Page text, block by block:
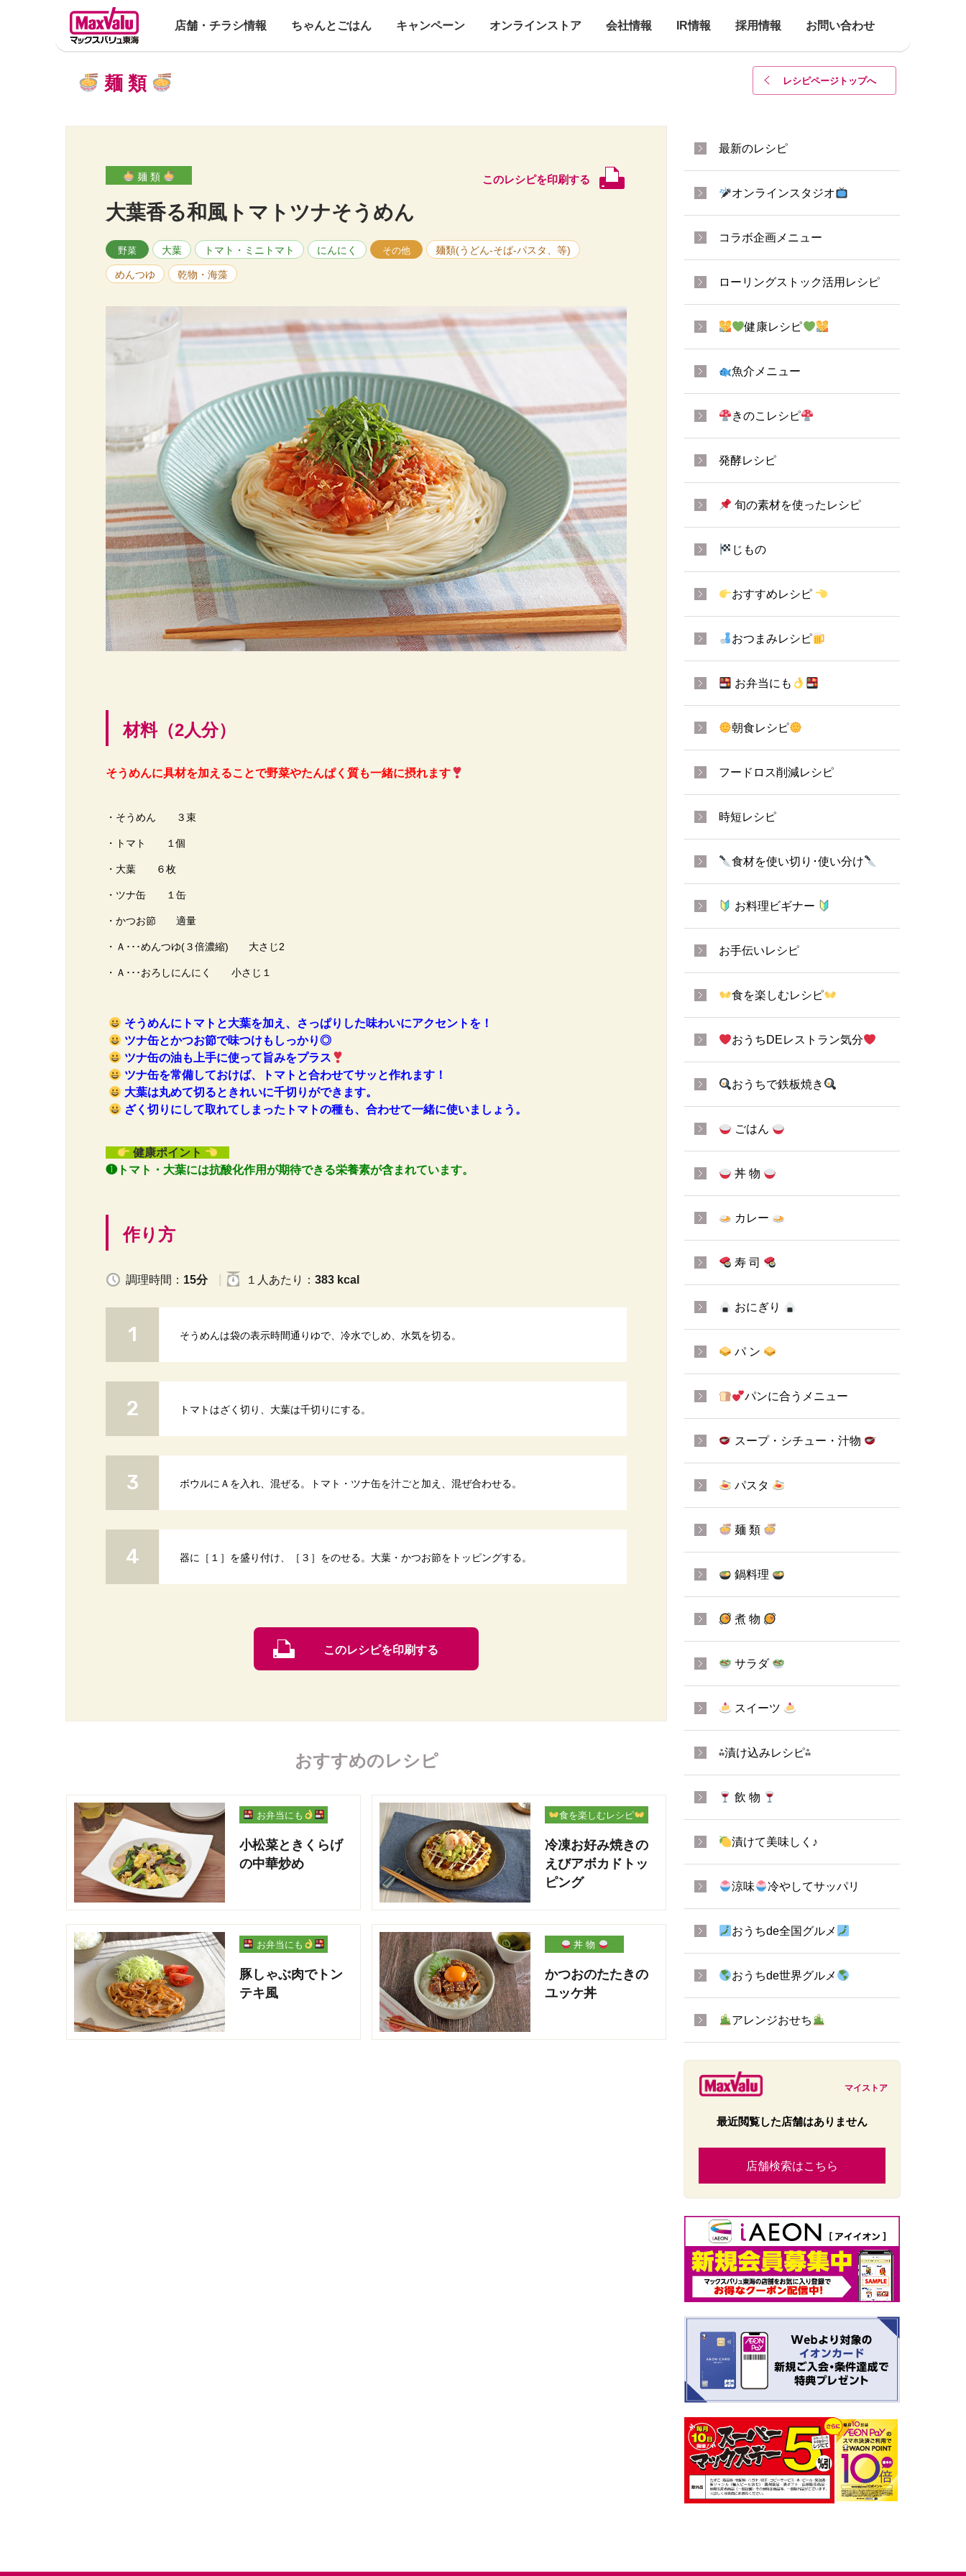
店舗・チラシ情報 ちゃんとごはん キャンペーン オンラインストア 会社情報 IR情報 採用情報 お問い合わせ
レシピページトップへ
麺 類
麺 類 このレシピを印刷する
大葉香る和風トマトツナそうめん
野菜 大葉 トマト・ミニトマト にんにく その他 麺類(うどん-そば-パスタ、等)
めんつゆ 乾物・海藻
材料（2人分）
そうめんに具材を加えることで野菜やたんぱく質も一緒に摂れます
・そうめん ３束
・トマト １個
・大葉 ６枚
・ツナ缶 １缶
・かつお節 適量
・Ａ･･･めんつゆ(３倍濃縮) 大さじ2
・Ａ･･･おろしにんにく 小さじ１
そうめんにトマトと大葉を加え、さっぱりした味わいにアクセントを！
ツナ缶とかつお節で味つけもしっかり◎
ツナ缶の油も上手に使って旨みをプラス
ツナ缶を常備しておけば、トマトと合わせてサッと作れます！
大葉は丸めて切るときれいに千切りができます。
ざく切りにして取れてしまったトマトの種も、合わせて一緒に使いましょう。
健康ポイント
❶トマト・大葉には抗酸化作用が期待できる栄養素が含まれています。
作り方
調理時間： 15分 １人 あたり ： 383 kcal
そうめんは袋の表示時間通りゆで、冷水でしめ、水気を切る。
トマトはざく切り、大葉は千切りにする。
ボウルにＡを入れ、混ぜる。トマト・ツナ缶を汁ごと加え、混ぜ合わせる。
器に［１］を盛り付け、［３］をのせる。大葉・かつお節をトッピングする。
このレシピを印刷する
おすすめのレシピ
お弁当にも
小松菜ときくらげ
の中華炒め
食を楽しむレシピ
冷凍お好み焼きの
えびアボカドトッ
ピング
お弁当にも
豚しゃぶ肉でトン
テキ風
丼 物
かつおのたたきの
ユッケ丼
最新のレシピ
オンラインスタジオ
コラボ企画メニュー
ローリングストック活用レシピ
健康レシピ
魚介メニュー
きのこレシピ
発酵レシピ
旬の素材を使ったレシピ
じもの
おすすめレシピ
おつまみレシピ
お弁当にも
朝食レシピ
フードロス削減レシピ
時短レシピ
食材を使い切り･使い分け
お料理ビギナー
お手伝いレシピ
食を楽しむレシピ
おうちDEレストラン気分
おうちで鉄板焼き
ごはん
丼 物
カレー
寿 司
おにぎり
パ ン
パンに合うメニュー
スープ・シチュー・汁物
パスタ
麺 類
鍋料理
煮 物
サラダ
スイーツ
⁂漬け込みレシピ⁂
飲 物
漬けて美味しく♪
涼味 冷やしてサッパリ
おうちde全国グルメ
おうちde世界グルメ
アレンジおせち
マイストア
最近閲覧した店舗はありません
店舗検索はこちら